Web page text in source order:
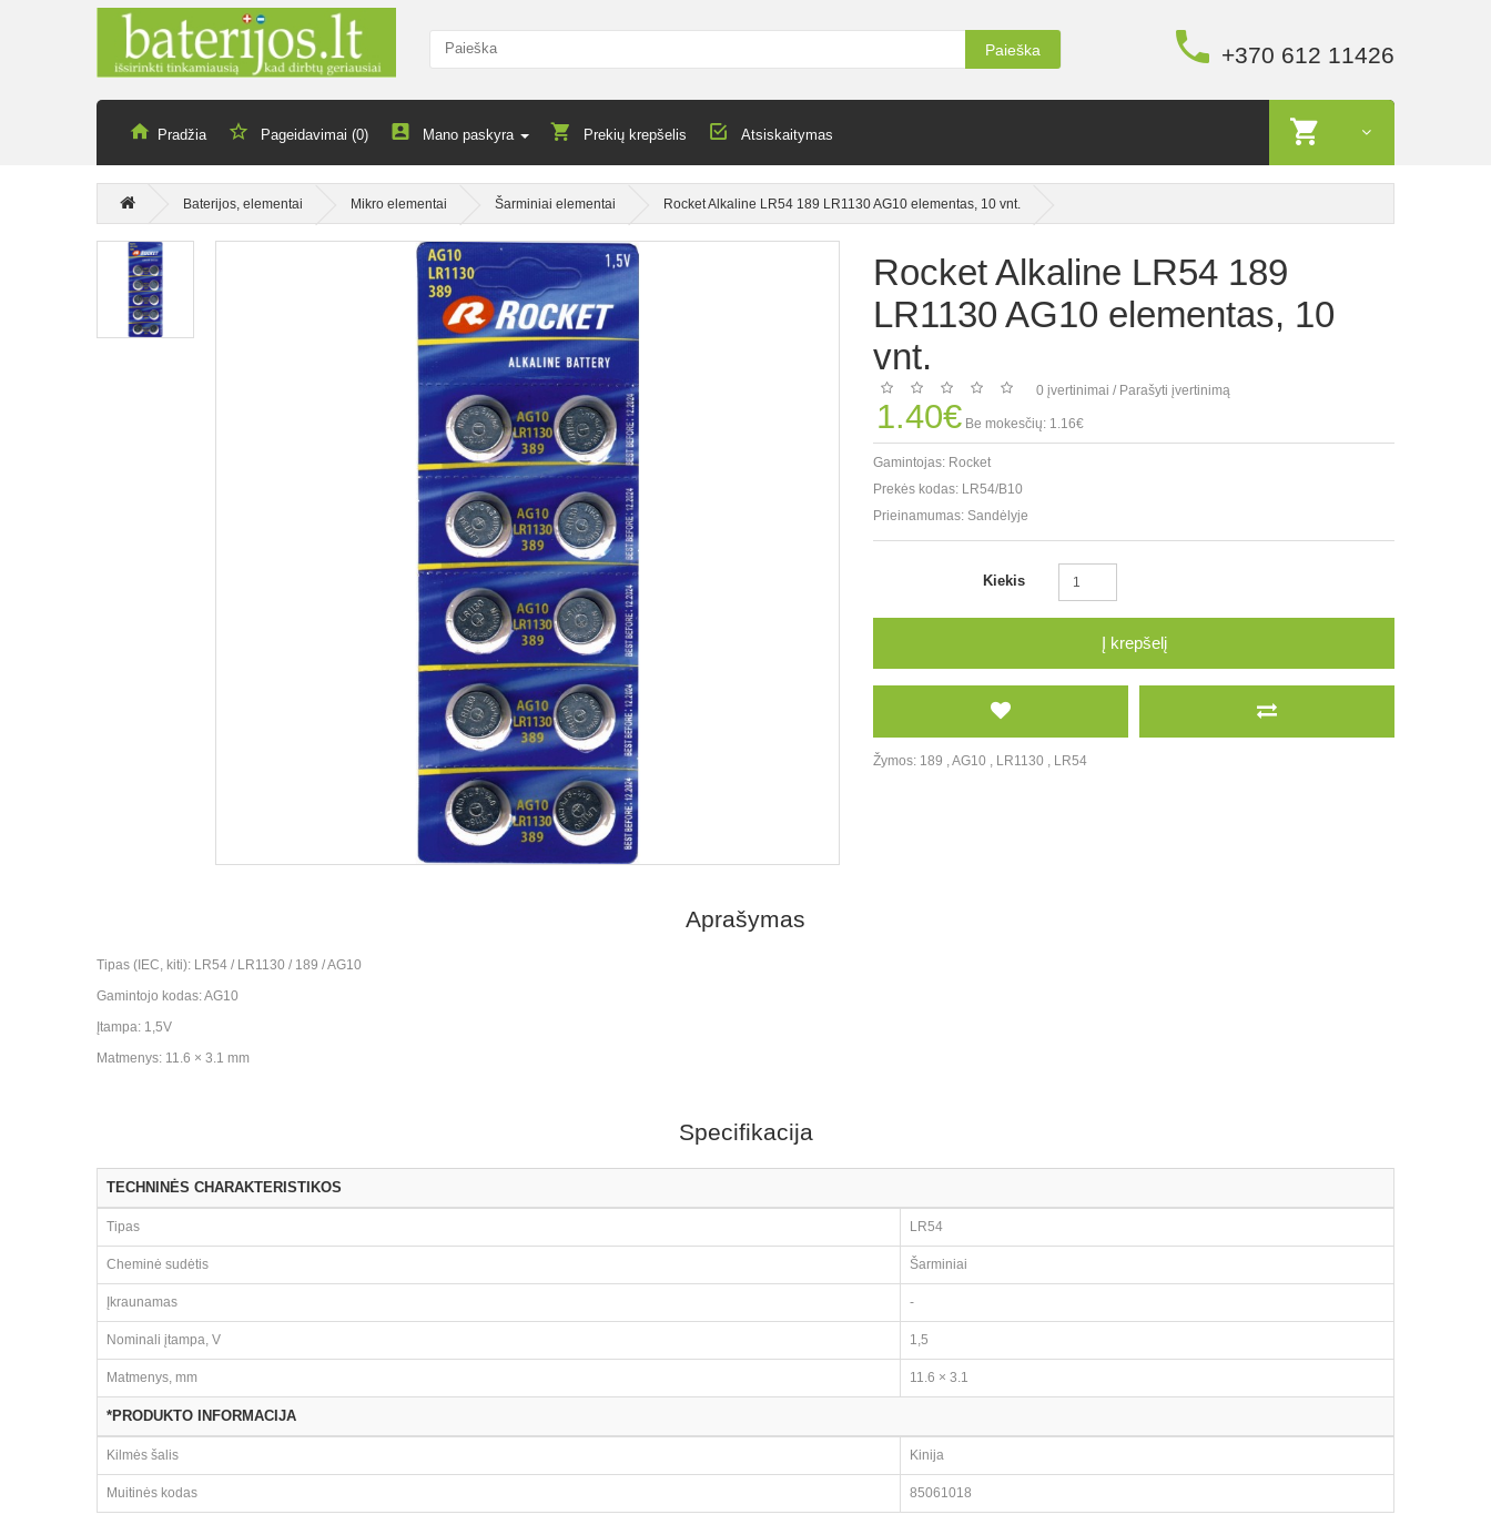
Paieška +370 612 11426
Pradžia Pageidavimai (0) Mano paskyra Prekių krepšelis Atsiskaitymas
Baterijos, elementai Mikro elementai Šarminiai elementai Rocket Alkaline LR54 189 LR1130 AG10 elementas, 10 vnt.
Rocket Alkaline LR54 189
LR1130 AG10 elementas, 10
vnt.
0 įvertinimai / Parašyti įvertinimą
1.40€ Be mokesčių: 1.16€
Gamintojas: Rocket
Prekės kodas: LR54/B10
Prieinamumas: Sandėlyje
Kiekis
Į krepšelį
Žymos: 189 ,AG10 , LR1130 , LR54
Aprašymas
Tipas (IEC, kiti): LR54 / LR1130 / 189 / AG10
Gamintojo kodas: AG10
Įtampa: 1,5V
Matmenys: 11.6 × 3.1 mm
Specifikacija
TECHNINĖS CHARAKTERISTIKOS
Tipas LR54
Cheminė sudėtis Šarminiai
Įkraunamas -
Nominali įtampa, V 1,5
Matmenys, mm 11.6 × 3.1
*PRODUKTO INFORMACIJA
Kilmės šalis Kinija
Muitinės kodas 85061018